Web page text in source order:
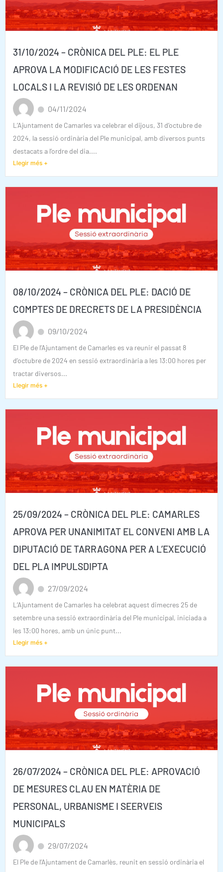
31/10/2024 – CRÒNICA DEL PLE: EL PLE
APROVA LA MODIFICACIÓ DE LES FESTES
LOCALS I LA REVISIÓ DE LES ORDENAN
04/11/2024
L’Ajuntament de Camarles va celebrar el dijous, 31 d’octubre de
2024, la sessió ordinària del Ple municipal, amb diversos punts
destacats a l’ordre del dia....
Llegir més +
08/10/2024 – CRÒNICA DEL PLE: DACIÓ DE
COMPTES DE DRECRETS DE LA PRESIDÈNCIA
09/10/2024
El Ple de l’Ajuntament de Camarles es va reunir el passat 8
d’octubre de 2024 en sessió extraordinària a les 13:00 hores per
tractar diversos...
Llegir més +
25/09/2024 – CRÒNICA DEL PLE: CAMARLES
APROVA PER UNANIMITAT EL CONVENI AMB LA
DIPUTACIÓ DE TARRAGONA PER A L’EXECUCIÓ
DEL PLA IMPULSDIPTA
27/09/2024
L’Ajuntament de Camarles ha celebrat aquest dimecres 25 de
setembre una sessió extraordinària del Ple municipal, iniciada a
les 13:00 hores, amb un únic punt...
Llegir més +
26/07/2024 – CRÒNICA DEL PLE: APROVACIÓ
DE MESURES CLAU EN MATÈRIA DE
PERSONAL, URBANISME I SEERVEIS
MUNICIPALS
29/07/2024
El Ple de l’Ajuntament de Camarlès, reunit en sessió ordinària el